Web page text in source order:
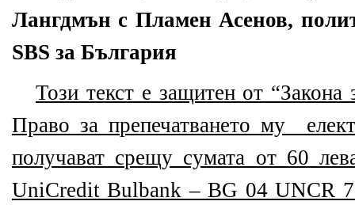
Лангдмън с Пламен Асенов,
SBS за България
Този текст е защитен от
Право за препечатването му
получават срещу сумата от 60
UniCredit Bulbank – BG 04 UNCR